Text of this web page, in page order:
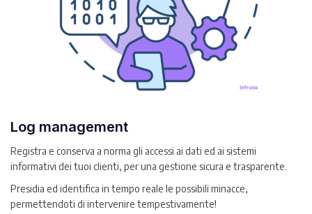
Log management
Registra e conserva a norma gli accessi ai dati ed ai sistemi
informativi dei tuoi clienti, per una gestione sicura e trasparente.
Presidia ed identifica in tempo reale le possibili minacce,
permettendoti di intervenire tempestivamente!